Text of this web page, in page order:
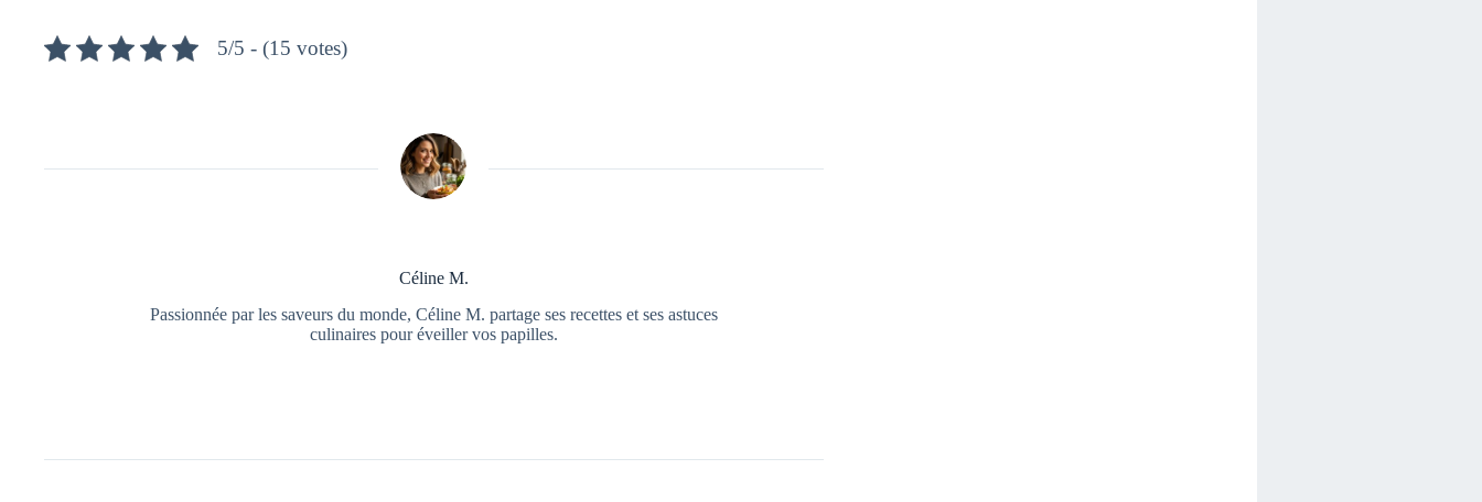
5/5 - (15 votes)
Céline M.
Passionnée par les saveurs du monde, Céline M. partage ses recettes et ses astuces
culinaires pour éveiller vos papilles.